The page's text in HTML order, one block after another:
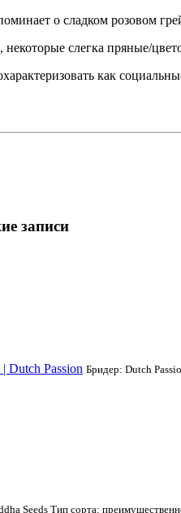
о сладком розовом
некоторые слегка пряные/
как
записи
Dutch Passion Бридер: Dutch
Seeds Тип сорта: